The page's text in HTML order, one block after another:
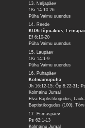
13. Neljapäev
1Kr 14:10-26
Püha Vaimu uuendus
14. Reede
KUSi lõpuaktus,
Ef 6:10-20
Püha Vaimu uuendus
15. Laupäev
1Kr 14:1-9
Püha Vaimu uuendus
16. Pühapäev
Kolmainupüha
Jh 16:12-15; Õp 8:22-31;
Kolmainu Jumal
Elva Baptistikogudus,
Baptistikogudus (100),
17. Esmaspäev
Ps 62:1-13
Kolmainu Jumal